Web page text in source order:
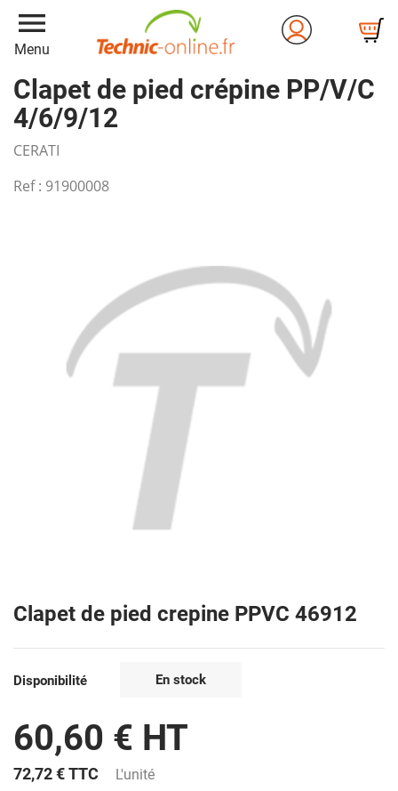
menu
Menu
Clapet de pied crépine PP/V/C
4/6/9/12
CERATI
Ref : 91900008
Clapet de pied crepine PPVC 46912
Disponibilité En stock
60,60 € HT
72,72 €TTC L'unité